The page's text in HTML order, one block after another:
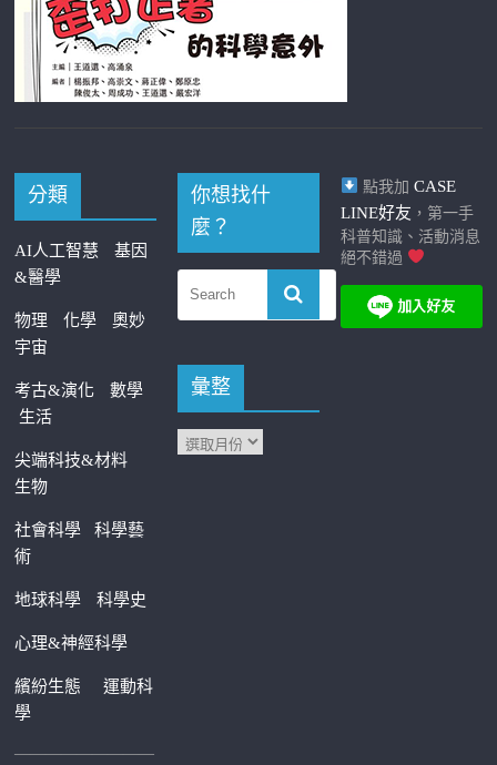
分類
AI人工智慧
基因
&醫學
物理 化學
奧妙
宇宙
考古&演化
數學
生活
尖端科技&材料
生物
社會科學科學藝
術
地球科學 科學史
心理&神經科學
繽紛生態運動科
學
—————————
你想找什
麼？
彙整
點我加 CASE
LINE好友 ，第一手
科普知識、活動消息
絕不錯過